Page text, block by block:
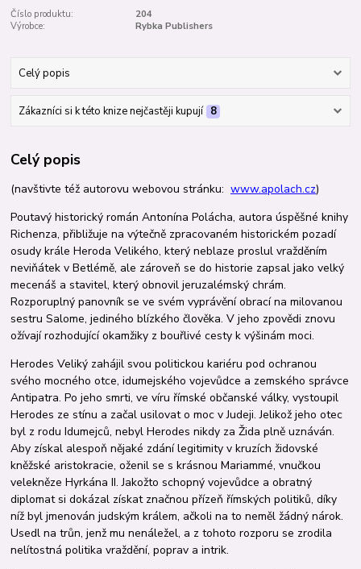
Číslo produktu:
204
Výrobce:
Rybka Publishers
Celý popis
Zákazníci si k této knize nejčastěji kupují 8
Celý popis
(navštivte též autorovu webovou stránku:www.apolach.cz)
Poutavý historický román Antonína Polácha, autora úspěšné knihy
Richenza, přibližuje na výtečně zpracovaném historickém pozadí
osudy krále Heroda Velikého, který neblaze proslul vražděním
neviňátek v Betlémě, ale zároveň se do historie zapsal jako velký
mecenáš a stavitel, který obnovil jeruzalémský chrám.
Rozporuplný panovník se ve svém vyprávění obrací na milovanou
sestru Salome, jediného blízkého člověka. V jeho zpovědi znovu
ožívají rozhodující okamžiky z bouřlivé cesty k výšinám moci.
Herodes Veliký zahájil svou politickou kariéru pod ochranou
svého mocného otce, idumejského vojevůdce a zemského správce
Antipatra. Po jeho smrti, ve víru římské občanské války, vystoupil
Herodes ze stínu a začal usilovat o moc v Judeji. Jelikož jeho otec
byl z rodu Idumejců, nebyl Herodes nikdy za Žida plně uznáván.
Aby získal alespoň nějaké zdání legitimity v kruzích židovské
kněžské aristokracie, oženil se s krásnou Mariammé, vnučkou
velekněze Hyrkána II. Jakožto schopný vojevůdce a obratný
diplomat si dokázal získat značnou přízeň římských politiků, díky
níž byl jmenován judským králem, ačkoli na to neměl žádný nárok.
Usedl na trůn, jenž mu nenáležel, a z tohoto rozporu se zrodila
nelítostná politika vraždění, poprav a intrik.